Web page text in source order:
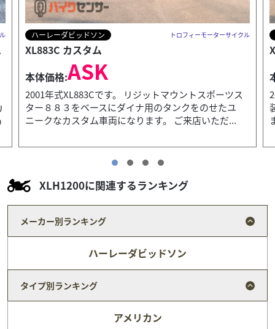
クル ハーレーダビッドソン トロフィーモーターサイクル
XL1200S スポーツ
本体価格:155
2002年式XL1200Sです。 サンダンスキャストホイール
装着のスクランブラースタイルのカスタム車両になり
ます。 ホイールサイズF１９R18インチで...
XLH1200に関連するランキング
メーカー別ランキング
ハーレーダビッドソン
タイプ別ランキング
アメリカン